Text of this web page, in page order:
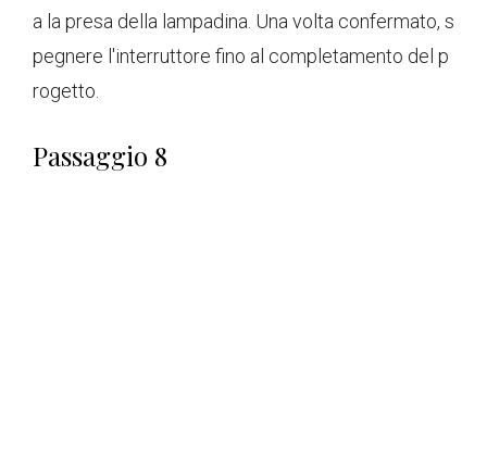
a la presa della lampadina. Una volta confermato, s
pegnere l'interruttore fino al completamento del p
rogetto.
Passaggio 8